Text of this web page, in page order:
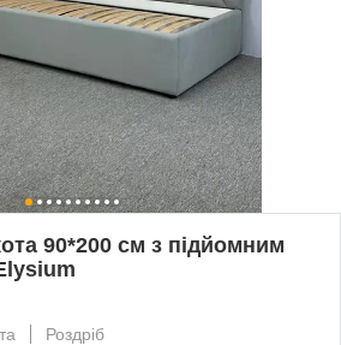
90*200 см з підйомним
Роздріб